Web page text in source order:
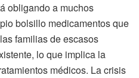
obligando a muchos
bolsillo medicamentos que
familias de escasos
lo que implica la
médicos. La crisis